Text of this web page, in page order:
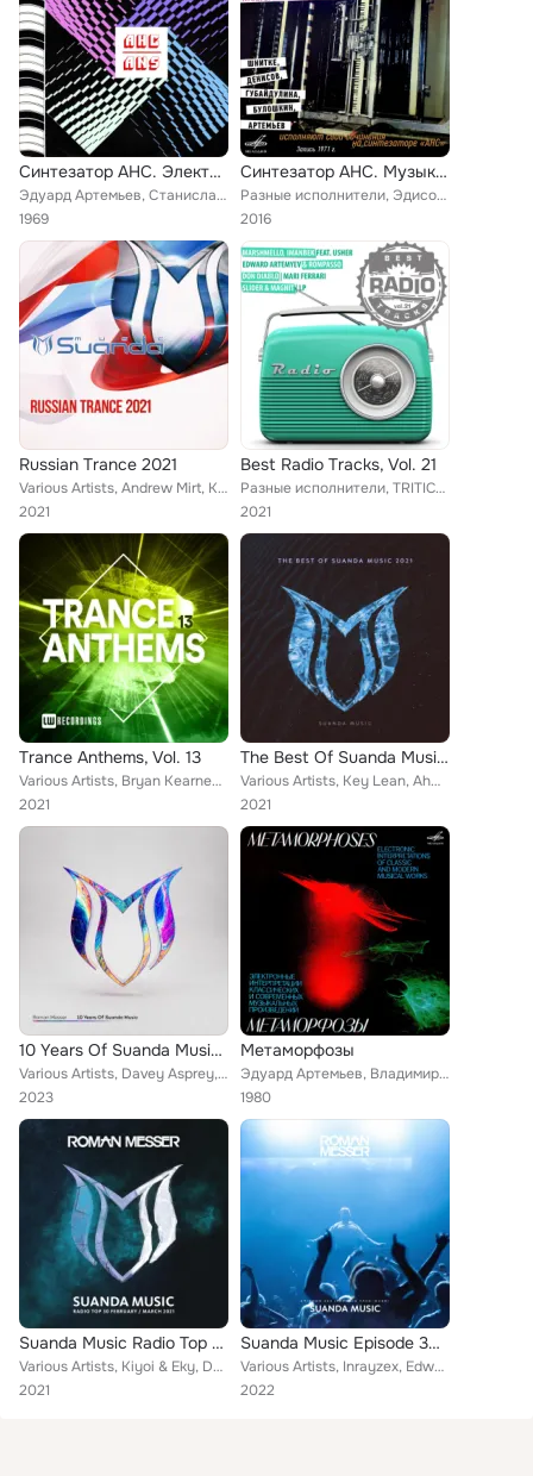
Синтезатор АНС. Электронная музыка
Эдуард Артемьев, Станислав Крейчи, Александр Немтин
1969
Синтезатор АНС. Музыкальное приношение
Разные исполнители, Эдисон Денисов, Олег Булошкин, Эдуард Артемьев, София Губайдулина, Альфред Шнитке, Хор Московской эксперимен...
2016
Russian Trance 2021
Various Artists, Andrew Mirt, Key Lean, Denis Sender, Elite Electronic, Eximinds, Eldream, Edward Artemiev, Whitelight, Ex-Drive...
2021
Best Radio Tracks, Vol. 21
Разные исполнители, TRITICUM, Kitness, Jack Koden, Alpheea, Slider & Magnit, Denis First, Marshmello, Lost Capital, Rasster, LP,...
2021
Trance Anthems, Vol. 13
Various Artists, Bryan Kearney, Dream Travel, Opt-in, Paul Van Wolf, RYDEX, Ruslan Device, Jue, Elenski, Yenn, WhiteLight, Fredi...
2021
The Best Of Suanda Music 2021
Various Artists, Key Lean, Ahmed Helmy, Lewis Duggleby, Eximinds, Frainbreeze, Edward Artemiev, Adip Kiyoi, D72, Ruslan Radriges...
2021
10 Years Of Suanda Music - Mixed by Roman Messer
Various Artists, Davey Asprey, Attila Syah, Neil Hunter, Photographer, Ahmed Helmy, Tom Exo, Bigtopo, Papulin, Eximinds, HyperPh...
2023
Метаморфозы
Эдуард Артемьев, Владимир Мартынов, Юрий Богданов
1980
Suanda Music Radio Top 30 (February / March 2021)
Various Artists, Kiyoi & Eky, Denis Sender, Elite Electronic, Forza:Duo, Ahmed Helmy, Bigtopo, Lewis Duggleby, Eximinds, Vito Fo...
2021
Suanda Music Episode 353 (Papulin Take-Over)
Various Artists, Inrayzex, Edward Artemiev, Ren Faye, Atleha, Papulin, Roman Messer, Dennis Graft, Tranzvission, Ron With Leeds,...
2022